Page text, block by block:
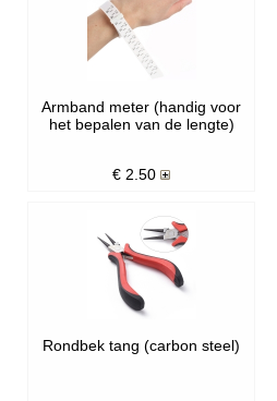
Armband meter (handig voor
het bepalen van de lengte)
€ 2.50
Rondbek tang (carbon steel)